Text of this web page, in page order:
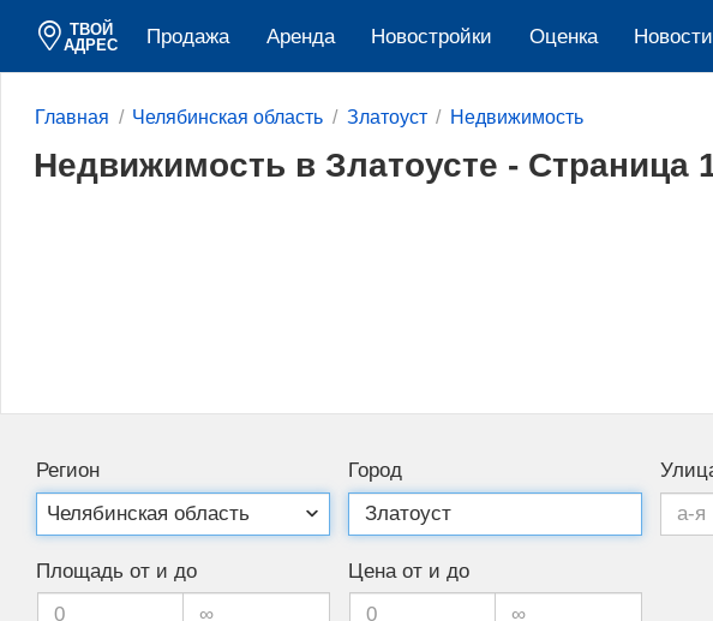
ТВОЙ
АДРЕС
Продажа Аренда Новостройки Оценка Новости
Главная Челябинская область Златоуст Недвижимость
Недвижимость в Златоусте - Страница
Регион Город
Площадь от и до Цена от и до